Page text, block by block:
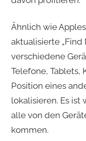
Ähnlich wie
aktualisierte „Find
verschiedene
Telefone, Tablets,
Position eines
lokalisieren. Es ist
alle von den
kommen.